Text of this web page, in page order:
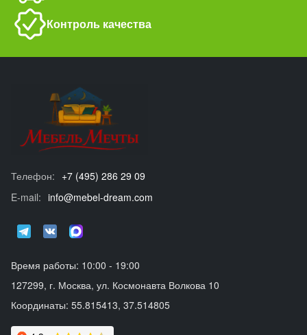
Контроль качества
Телефон: +7 (495) 286 29 09
E-mail: info@mebel-dream.com
Время работы: 10:00 - 19:00
127299, г. Москва, ул. Космонавта Волкова 10
Координаты: 55.815413, 37.514805